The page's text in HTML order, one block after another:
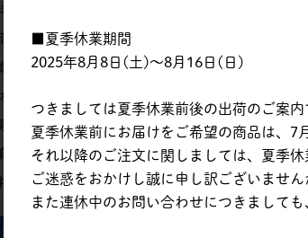
ングリルのミックス /
添加物
保持剤
・容器
器具・消耗品
製パン機械
古】機械・備品
■夏季休業期間
2025年8月8日(土)～8月16日(日)
つきましては夏季休業前後の出荷のご案内
夏季休業前にお届けをご希望の商品は、7
それ以降のご注文に関しましては、夏季
ご迷惑をおかけし誠に申し訳ございませ
また連休中のお問い合わせにつきまして